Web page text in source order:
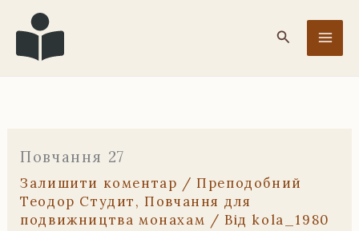
Перейти
до
вмісту
Пошук
Повчання 27
Залишити коментар / Преподобний
Теодор Студит, Повчання для
подвижництва монахам / Від kola_1980